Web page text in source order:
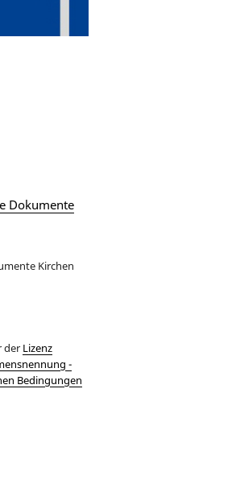
Dokumente
Kirchen
der Lizenz
-
Bedingungen